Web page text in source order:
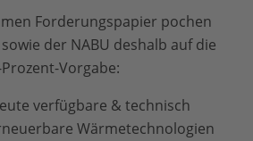
Forderungspapier pochen
der NABU deshalb auf die
Vorgabe:
verfügbare & technisch
Wärmetechnologien